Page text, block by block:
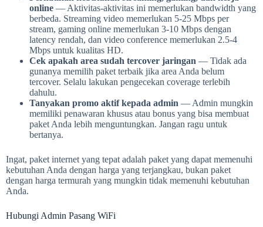
online — Aktivitas-aktivitas ini memerlukan bandwidth yang
berbeda. Streaming video memerlukan 5-25 Mbps per
stream, gaming online memerlukan 3-10 Mbps dengan
latency rendah, dan video conference memerlukan 2.5-4
Mbps untuk kualitas HD.
Cek apakah area sudah tercover jaringan — Tidak ada
gunanya memilih paket terbaik jika area Anda belum
tercover. Selalu lakukan pengecekan coverage terlebih
dahulu.
Tanyakan promo aktif kepada admin — Admin mungkin
memiliki penawaran khusus atau bonus yang bisa membuat
paket Anda lebih menguntungkan. Jangan ragu untuk
bertanya.
Ingat, paket internet yang tepat adalah paket yang dapat memenuhi
kebutuhan Anda dengan harga yang terjangkau, bukan paket
dengan harga termurah yang mungkin tidak memenuhi kebutuhan
Anda.
Hubungi Admin Pasang WiFi